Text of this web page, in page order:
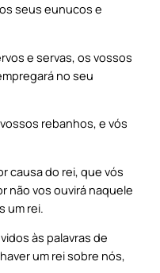
seus eunucos e
e servas, os vossos
no seu
rebanhos, e vós
causa do rei, que vós
não vos ouvirá naquele
um rei.
às palavras de
um rei sobre nós,